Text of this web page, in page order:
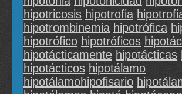
hipotricosis hipotrofia
hipotrombinemia hipotrófica
hipotrófico hipotróficos
hipotácticamente hipotácticas
hipotácticos hipotálamo
hipotálamohipofisario